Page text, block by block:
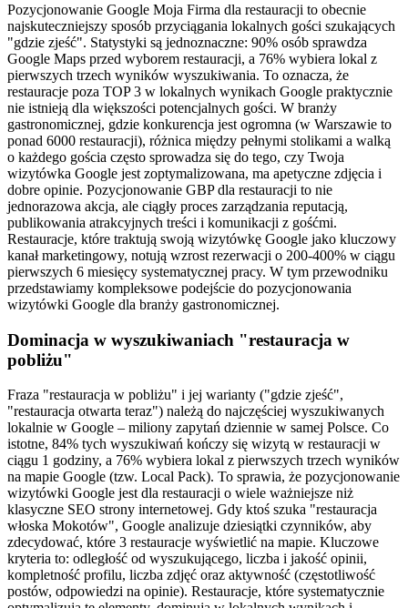
Pozycjonowanie Google Moja Firma dla restauracji to obecnie
najskuteczniejszy sposób przyciągania lokalnych gości szukających
"gdzie zjeść". Statystyki są jednoznaczne: 90% osób sprawdza
Google Maps przed wyborem restauracji, a 76% wybiera lokal z
pierwszych trzech wyników wyszukiwania. To oznacza, że
restauracje poza TOP 3 w lokalnych wynikach Google praktycznie
nie istnieją dla większości potencjalnych gości. W branży
gastronomicznej, gdzie konkurencja jest ogromna (w Warszawie to
ponad 6000 restauracji), różnica między pełnymi stolikami a walką
o każdego gościa często sprowadza się do tego, czy Twoja
wizytówka Google jest zoptymalizowana, ma apetyczne zdjęcia i
dobre opinie. Pozycjonowanie GBP dla restauracji to nie
jednorazowa akcja, ale ciągły proces zarządzania reputacją,
publikowania atrakcyjnych treści i komunikacji z gośćmi.
Restauracje, które traktują swoją wizytówkę Google jako kluczowy
kanał marketingowy, notują wzrost rezerwacji o 200-400% w ciągu
pierwszych 6 miesięcy systematycznej pracy. W tym przewodniku
przedstawiamy kompleksowe podejście do pozycjonowania
wizytówki Google dla branży gastronomicznej.
Dominacja w wyszukiwaniach "restauracja w
pobliżu"
Fraza "restauracja w pobliżu" i jej warianty ("gdzie zjeść",
"restauracja otwarta teraz") należą do najczęściej wyszukiwanych
lokalnie w Google – miliony zapytań dziennie w samej Polsce. Co
istotne, 84% tych wyszukiwań kończy się wizytą w restauracji w
ciągu 1 godziny, a 76% wybiera lokal z pierwszych trzech wyników
na mapie Google (tzw. Local Pack). To sprawia, że pozycjonowanie
wizytówki Google jest dla restauracji o wiele ważniejsze niż
klasyczne SEO strony internetowej. Gdy ktoś szuka "restauracja
włoska Mokotów", Google analizuje dziesiątki czynników, aby
zdecydować, które 3 restauracje wyświetlić na mapie. Kluczowe
kryteria to: odległość od wyszukującego, liczba i jakość opinii,
kompletność profilu, liczba zdjęć oraz aktywność (częstotliwość
postów, odpowiedzi na opinie). Restauracje, które systematycznie